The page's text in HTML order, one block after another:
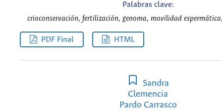
Palabras clave:
crioconservación, fertilización, genoma, movilidad
PDF Final HTML
Sandra
Clemencia
Pardo Carrasco